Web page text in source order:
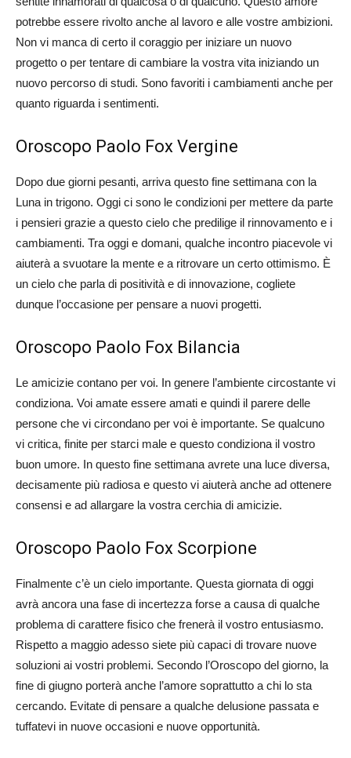
potrebbe essere rivolto anche al lavoro e alle vostre ambizioni.
Non vi manca di certo il coraggio per iniziare un nuovo
progetto o per tentare di cambiare la vostra vita iniziando un
nuovo percorso di studi. Sono favoriti i cambiamenti anche per
quanto riguarda i sentimenti.
Oroscopo Paolo Fox Vergine
Dopo due giorni pesanti, arriva questo fine settimana con la
Luna in trigono. Oggi ci sono le condizioni per mettere da parte
i pensieri grazie a questo cielo che predilige il rinnovamento e i
cambiamenti. Tra oggi e domani, qualche incontro piacevole vi
aiuterà a svuotare la mente e a ritrovare un certo ottimismo. È
un cielo che parla di positività e di innovazione, cogliete
dunque l’occasione per pensare a nuovi progetti.
Oroscopo Paolo Fox Bilancia
Le amicizie contano per voi. In genere l’ambiente circostante vi
condiziona. Voi amate essere amati e quindi il parere delle
persone che vi circondano per voi è importante. Se qualcuno
vi critica, finite per starci male e questo condiziona il vostro
buon umore. In questo fine settimana avrete una luce diversa,
decisamente più radiosa e questo vi aiuterà anche ad ottenere
consensi e ad allargare la vostra cerchia di amicizie.
Oroscopo Paolo Fox Scorpione
Finalmente c’è un cielo importante. Questa giornata di oggi
avrà ancora una fase di incertezza forse a causa di qualche
problema di carattere fisico che frenerà il vostro entusiasmo.
Rispetto a maggio adesso siete più capaci di trovare nuove
soluzioni ai vostri problemi. Secondo l’Oroscopo del giorno, la
fine di giugno porterà anche l’amore soprattutto a chi lo sta
cercando. Evitate di pensare a qualche delusione passata e
tuffatevi in nuove occasioni e nuove opportunità.